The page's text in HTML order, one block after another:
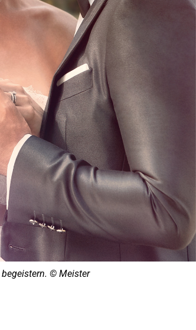
begeistern. © Meister